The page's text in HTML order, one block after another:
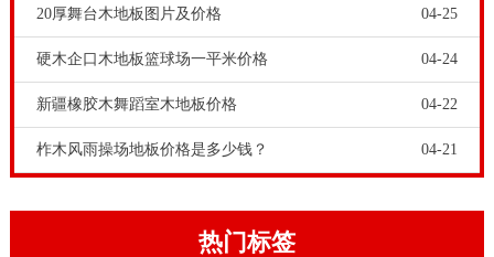
块变难题。便是由于应用损坏，及其保养不及时，会造
成体育文化木地板的外形颜色发生转变。一般挨近窗子
的木地板颜色要显然比昏暗部位的木地板颜色要亮，这
一关键受太阳光照射危害导致的视觉效果上木地板偏
需要防幅射防水防雨。
20厚舞台木地板图片及价格 04-25
硬木企口木地板篮球场一平米价格 04-24
新疆橡胶木舞蹈室木地板价格 04-22
柞木风雨操场地板价格是多少钱？ 04-21
热门标签